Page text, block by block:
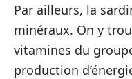
Par ailleurs, la
minéraux. On y
vitamines du
production